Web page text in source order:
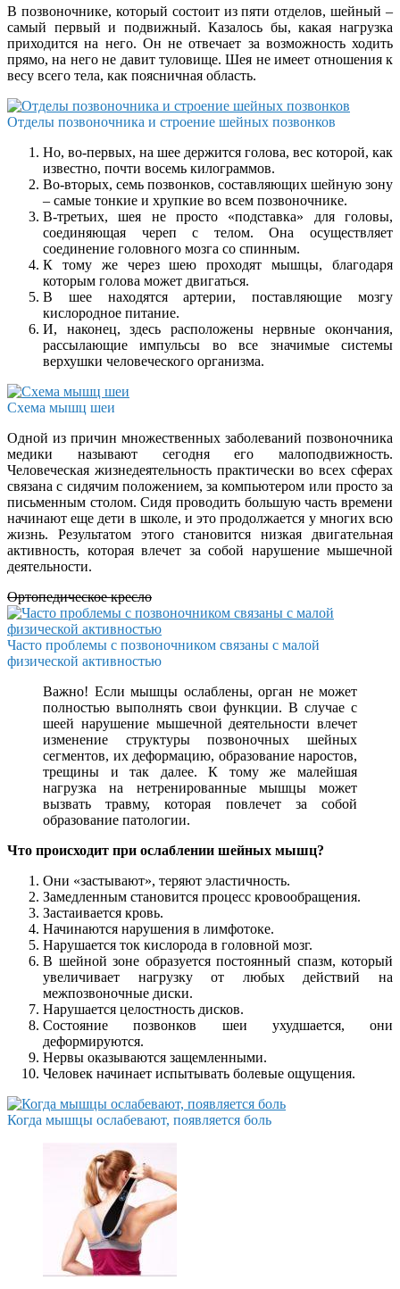
В позвоночнике, который состоит из пяти отделов, шейный –
самый первый и подвижный. Казалось бы, какая нагрузка
приходится на него. Он не отвечает за возможность ходить
прямо, на него не давит туловище. Шея не имеет отношения к
весу всего тела, как поясничная область.
Отделы позвоночника и строение шейных позвонков
Но, во-первых, на шее держится голова, вес которой, как
известно, почти восемь килограммов.
Во-вторых, семь позвонков, составляющих шейную зону
– самые тонкие и хрупкие во всем позвоночнике.
В-третьих, шея не просто «подставка» для головы,
соединяющая череп с телом. Она осуществляет
соединение головного мозга со спинным.
К тому же через шею проходят мышцы, благодаря
которым голова может двигаться.
В шее находятся артерии, поставляющие мозгу
кислородное питание.
И, наконец, здесь расположены нервные окончания,
рассылающие импульсы во все значимые системы
верхушки человеческого организма.
Схема мышц шеи
Одной из причин множественных заболеваний позвоночника
медики называют сегодня его малоподвижность.
Человеческая жизнедеятельность практически во всех сферах
связана с сидячим положением, за компьютером или просто за
письменным столом. Сидя проводить большую часть времени
начинают еще дети в школе, и это продолжается у многих всю
жизнь. Результатом этого становится низкая двигательная
активность, которая влечет за собой нарушение мышечной
деятельности.
Ортопедическое кресло
Часто проблемы с позвоночником связаны с малой
физической активностью
Важно! Если мышцы ослаблены, орган не может
полностью выполнять свои функции. В случае с
шеей нарушение мышечной деятельности влечет
изменение структуры позвоночных шейных
сегментов, их деформацию, образование наростов,
трещины и так далее. К тому же малейшая
нагрузка на нетренированные мышцы может
вызвать травму, которая повлечет за собой
образование патологии.
Что происходит при ослаблении шейных мышц?
Они «застывают», теряют эластичность.
Замедленным становится процесс кровообращения.
Застаивается кровь.
Начинаются нарушения в лимфотоке.
Нарушается ток кислорода в головной мозг.
В шейной зоне образуется постоянный спазм, который
увеличивает нагрузку от любых действий на
межпозвоночные диски.
Нарушается целостность дисков.
Состояние позвонков шеи ухудшается, они
деформируются.
Нервы оказываются защемленными.
Человек начинает испытывать болевые ощущения.
Когда мышцы ослабевают, появляется боль